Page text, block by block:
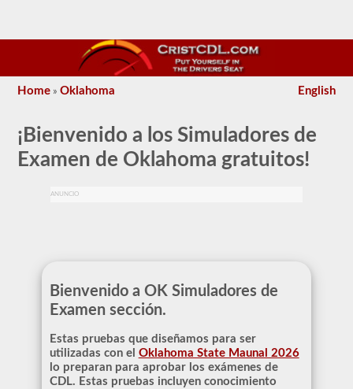
Home »Oklahoma English
¡Bienvenido a los Simuladores de
Examen de Oklahoma gratuitos!
ANUNCIO
Bienvenido a OK Simuladores de
Examen sección.
Estas pruebas que diseñamos para ser
utilizadas con el Oklahoma State Maunal 2026
lo preparan para aprobar los exámenes de
CDL. Estas pruebas incluyen conocimiento